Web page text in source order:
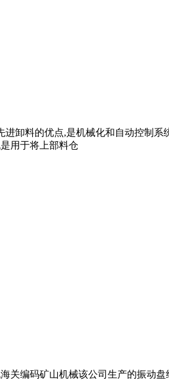
卸料的优点,是机械化和自动控制
用于将上部料仓
关编码矿山机械该公司生产的振动